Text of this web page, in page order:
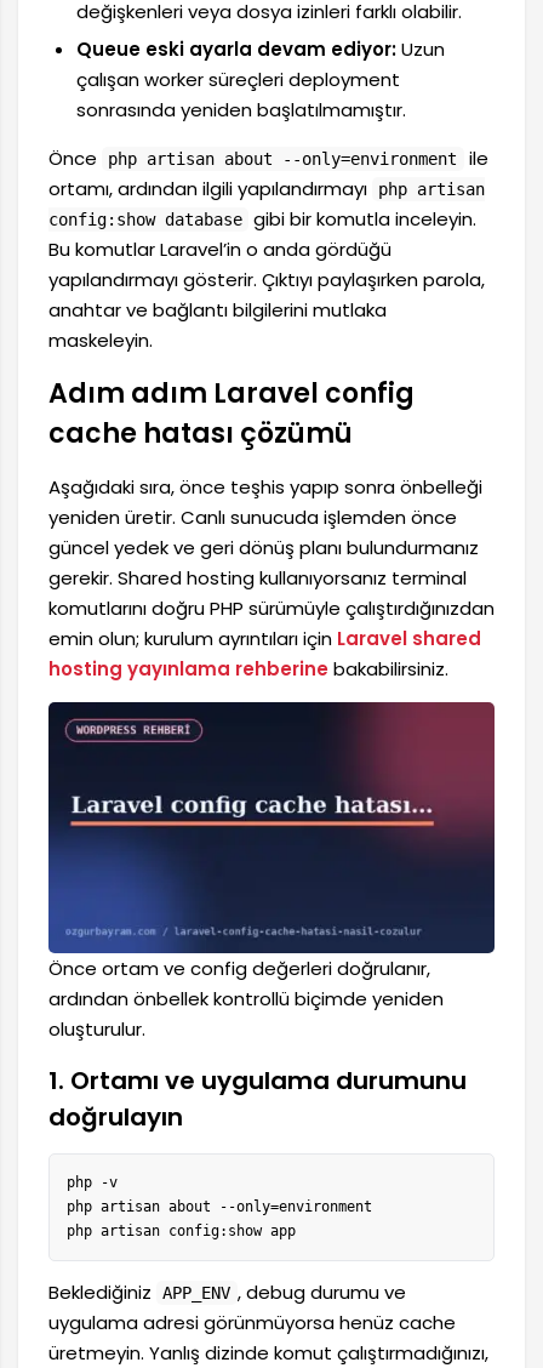
değişkenleri veya dosya izinleri farklı olabilir.
Queue eski ayarla devam ediyor:Uzun
çalışan worker süreçleri deployment
sonrasında yeniden başlatılmamıştır.
Önce
php artisan about --only=environment
ile
ortamı, ardından ilgili yapılandırmayı
php artisan
config:show database gibi bir komutla inceleyin.
Bu komutlar Laravel’in o anda gördüğü
yapılandırmayı gösterir. Çıktıyı paylaşırken parola,
anahtar ve bağlantı bilgilerini mutlaka
maskeleyin.
Adım adım Laravel config
cache hatası çözümü
Aşağıdaki sıra, önce teşhis yapıp sonra önbelleği
yeniden üretir. Canlı sunucuda işlemden önce
güncel yedek ve geri dönüş planı bulundurmanız
gerekir. Shared hosting kullanıyorsanız terminal
komutlarını doğru PHP sürümüyle çalıştırdığınızdan
emin olun; kurulum ayrıntıları için Laravel shared
hosting yayınlama rehberinebakabilirsiniz.
Önce ortam ve config değerleri doğrulanır,
ardından önbellek kontrollü biçimde yeniden
oluşturulur.
1. Ortamı ve uygulama durumunu
doğrulayın
php -v
php artisan about --only=environment
php artisan config:show app
Beklediğiniz APP_ENV , debug durumu ve
uygulama adresi görünmüyorsa henüz cache
üretmeyin. Yanlış dizinde komut çalıştırmadığınızı,